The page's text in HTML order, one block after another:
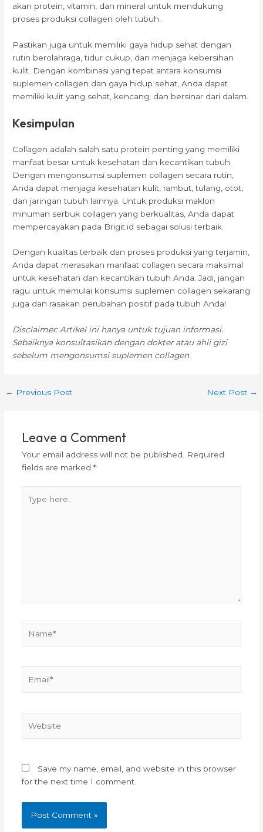
akan protein, vitamin, dan mineral untuk mendukung
proses produksi collagen oleh tubuh.
Pastikan juga untuk memiliki gaya hidup sehat dengan
rutin berolahraga, tidur cukup, dan menjaga kebersihan
kulit. Dengan kombinasi yang tepat antara konsumsi
suplemen collagen dan gaya hidup sehat, Anda dapat
memiliki kulit yang sehat, kencang, dan bersinar dari dalam.
Kesimpulan
Collagen adalah salah satu protein penting yang memiliki
manfaat besar untuk kesehatan dan kecantikan tubuh.
Dengan mengonsumsi suplemen collagen secara rutin,
Anda dapat menjaga kesehatan kulit, rambut, tulang, otot,
dan jaringan tubuh lainnya. Untuk produksi maklon
minuman serbuk collagen yang berkualitas, Anda dapat
mempercayakan pada Brigit.id sebagai solusi terbaik.
Dengan kualitas terbaik dan proses produksi yang terjamin,
Anda dapat merasakan manfaat collagen secara maksimal
untuk kesehatan dan kecantikan tubuh Anda. Jadi, jangan
ragu untuk memulai konsumsi suplemen collagen sekarang
juga dan rasakan perubahan positif pada tubuh Anda!
Disclaimer: Artikel ini hanya untuk tujuan informasi.
Sebaiknya konsultasikan dengan dokter atau ahli gizi
sebelum mengonsumsi suplemen collagen.
← Previous Post Next Post →
Leave a Comment
Your email address will not be published. Required
fields are marked *
here..
Save my name, email, and website in this browser
for the next time I comment.